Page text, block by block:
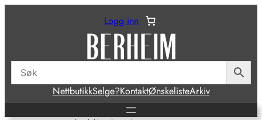
Logg inn
NettbutikkSelge?KontaktØnskelisteArkiv